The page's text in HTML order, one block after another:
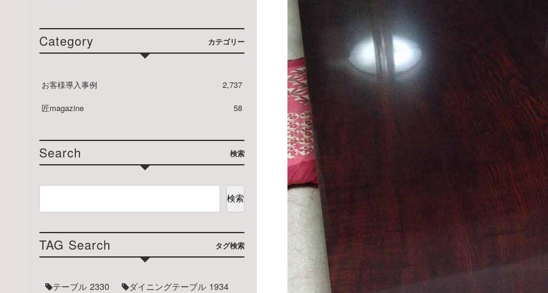
Category カテゴリー
お客様導入事例
2,737
匠magazine
58
Search 検索
検索
TAG Search タグ検索
テーブル 2330 ダイニングテーブル 1934